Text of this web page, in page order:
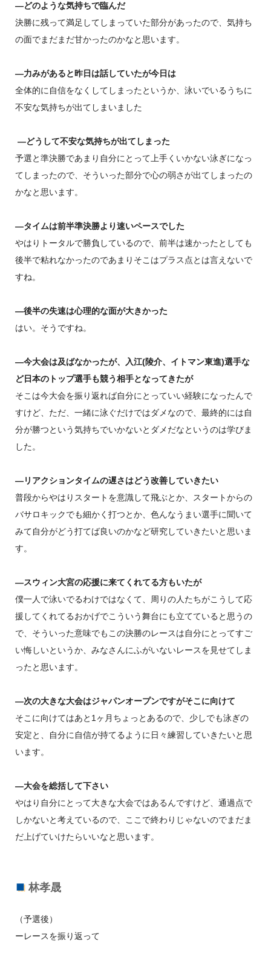
―どのような気持ちで臨んだ
決勝に残って満足してしまっていた部分があったので、気持ち
の面でまだまだ甘かったのかなと思います。
―力みがあると昨日は話していたが今日は
全体的に自信をなくしてしまったというか、泳いでいるうちに
不安な気持ちが出てしまいました
―どうして不安な気持ちが出てしまった
予選と準決勝であまり自分にとって上手くいかない泳ぎになっ
てしまったので、そういった部分で心の弱さが出てしまったの
かなと思います。
―タイムは前半準決勝より速いペースでした
やはりトータルで勝負しているので、前半は速かったとしても
後半で粘れなかったのであまりそこはプラス点とは言えないで
すね。
―後半の失速は心理的な面が大きかった
はい。そうですね。
―今大会は及ばなかったが、入江(陵介、イトマン東進)選手な
ど日本のトップ選手も競う相手となってきたが
そこは今大会を振り返れば自分にとっていい経験になったんで
すけど、ただ、一緒に泳ぐだけではダメなので、最終的には自
分が勝つという気持ちでいかないとダメだなというのは学びま
した。
―リアクションタイムの遅さはどう改善していきたい
普段からやはりスタートを意識して飛ぶとか、スタートからの
バサロキックでも細かく打つとか、色んなうまい選手に聞いて
みて自分がどう打てば良いのかなど研究していきたいと思いま
す。
―スウィン大宮の応援に来てくれてる方もいたが
僕一人で泳いでるわけではなくて、周りの人たちがこうして応
援してくれてるおかげでこういう舞台にも立てていると思うの
で、そういった意味でもこの決勝のレースは自分にとってすご
い悔しいというか、みなさんにふがいないレースを見せてしま
ったと思います。
―次の大きな大会はジャパンオープンですがそこに向けて
そこに向けてはあと1ヶ月ちょっとあるので、少しでも泳ぎの
安定と、自分に自信が持てるように日々練習していきたいと思
います。
―大会を総括して下さい
やはり自分にとって大きな大会ではあるんですけど、通過点で
しかないと考えているので、ここで終わりじゃないのでまだま
だ上げていけたらいいなと思います。
林孝晟
（予選後）
ーレースを振り返って